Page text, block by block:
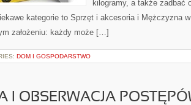
kilogramy, a także
kategorie to Sprzęt i akcesoria i Mężczyzna
założeniu: każdy może […]
DOM I GOSPODARSTWO
I OBSERWACJA